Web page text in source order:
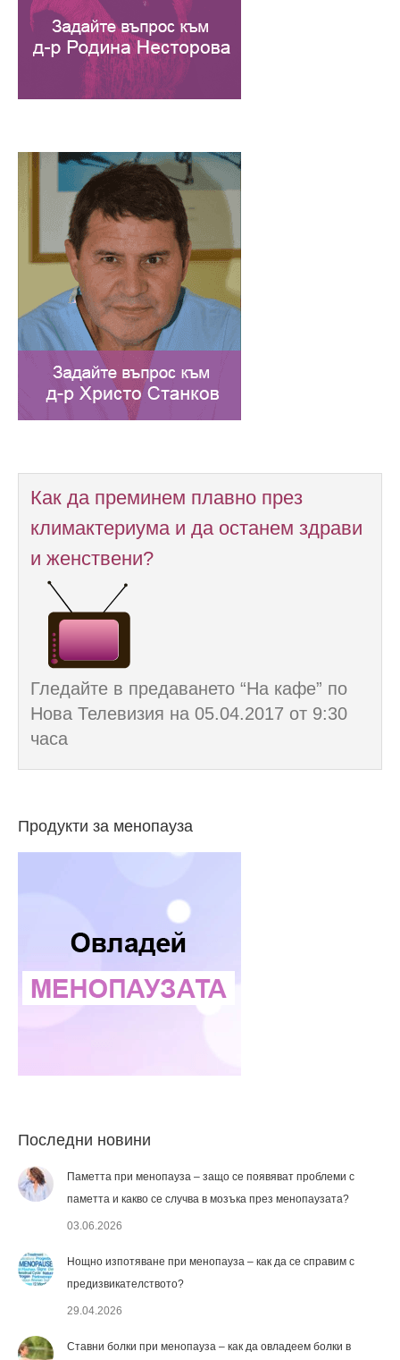
Как да преминем плавно през
климактериума и да останем здрави
и женствени?
Гледайте в предаването “На кафе” по
Нова Телевизия на 05.04.2017 от 9:30
часа
Продукти за менопауза
Последни новини
Паметта при менопауза – защо се появяват проблеми с
паметта и какво се случва в мозъка през менопаузата?
03.06.2026
Нощно изпотяване при менопауза – как да се справим с
предизвикателството?
29.04.2026
Ставни болки при менопауза – как да овладеем болки в